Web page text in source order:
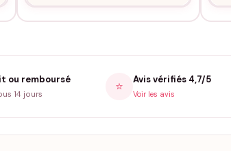
ou remboursé
14 jours
⭐ Avis vérifiés 4,7/5
Voir les avis